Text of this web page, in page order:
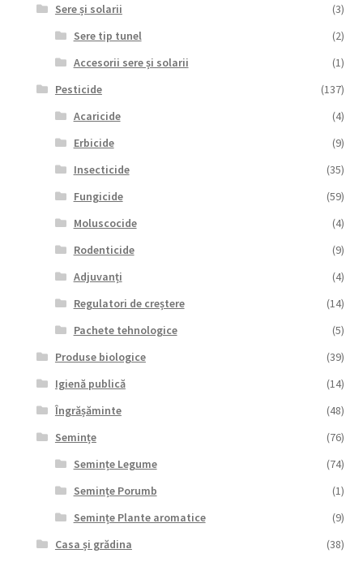
Sere și solarii
(3)
Sere tip tunel
(2)
Accesorii sere și solarii
(1)
Pesticide
(137)
Acaricide
(4)
Erbicide
(9)
Insecticide
(35)
Fungicide
(59)
Moluscocide
(4)
Rodenticide
(9)
Adjuvanți
(4)
Regulatori de creștere
(14)
Pachete tehnologice
(5)
Produse biologice
(39)
Igienă publică
(14)
Îngrășăminte
(48)
Semințe
(76)
Semințe Legume
(74)
Semințe Porumb
(1)
Semințe Plante aromatice
(9)
Casa și grădina
(38)